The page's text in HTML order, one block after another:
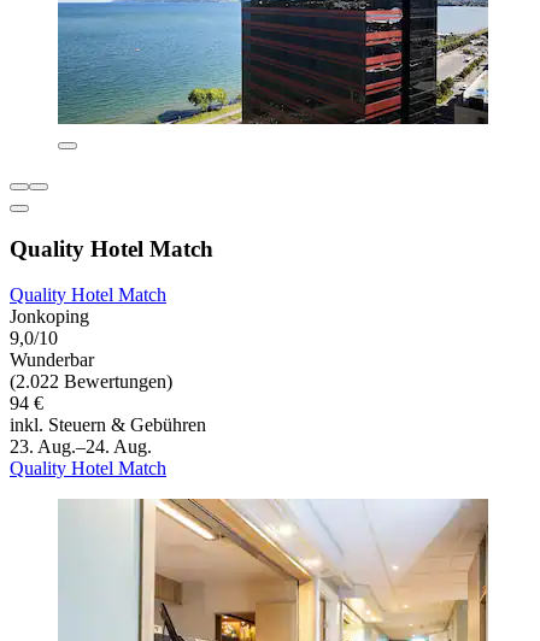
Quality Hotel Match
Quality Hotel Match
Jonkoping
9,0/10
Wunderbar
(2.022 Bewertungen)
94 €
inkl. Steuern & Gebühren
23. Aug.–24. Aug.
Quality Hotel Match